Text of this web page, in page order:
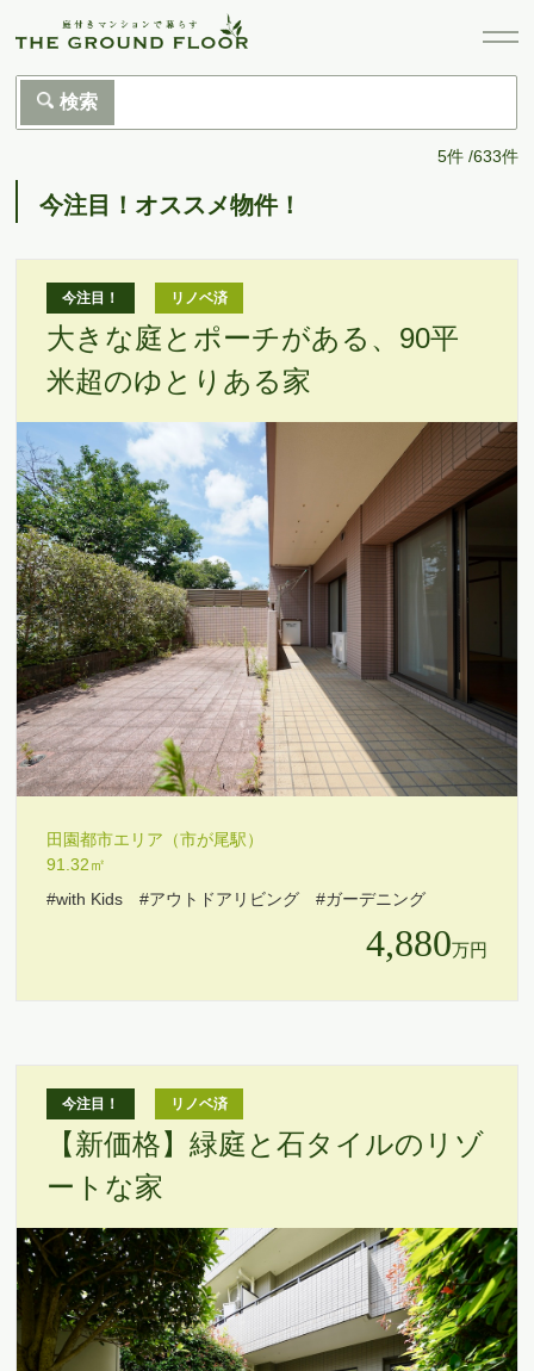
検索
5件 /633件
今注目！オススメ物件！
今注目！ リノベ済
大きな庭とポーチがある、90平
米超のゆとりある家
田園都市エリア（市が尾駅）
91.32㎡
#with Kids
#アウトドアリビング #ガーデニング
4,880万円
今注目！ リノベ済
【新価格】緑庭と石タイルのリゾ
ートな家